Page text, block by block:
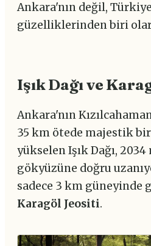
Ankara'nın değil,
güzelliklerinden biri
Işık Dağı ve
Ankara'nın
35 km ötede majestik
yükselen Işık Dağı,
gökyüzüne doğru
sadece 3 km güneyinde
Karagöl Jeositi.